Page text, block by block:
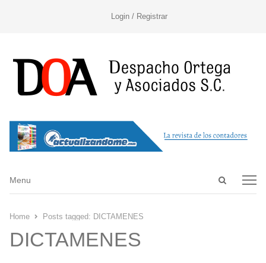
Login / Registrar
Open
Menu
Menu
Home Posts tagged: DICTAMENES
DICTAMENES